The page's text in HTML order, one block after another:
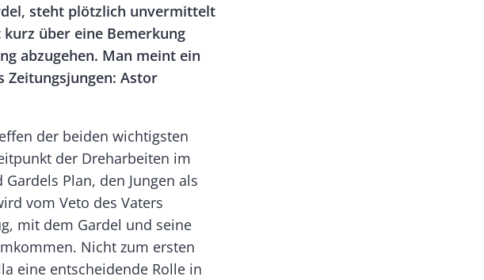
steht plötzlich unvermittelt
über eine Bemerkung
abzugehen. Man meint ein
Zeitungsjungen: Astor
der beiden wichtigsten
der Dreharbeiten im
Plan, den Jungen als
vom Veto des Vaters
mit dem Gardel und seine
Nicht zum ers­ten
eine entscheidende Rolle in